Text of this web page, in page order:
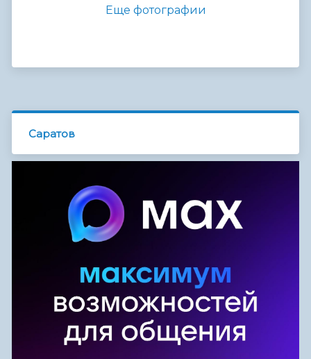
Еще фотографии
Саратов